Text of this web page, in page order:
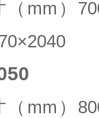
（mm
×2040
mm）